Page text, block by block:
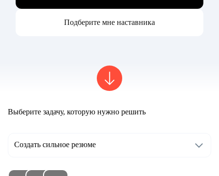
Подберите мне наставника
Выберите задачу, которую нужно решить
Создать сильное резюме